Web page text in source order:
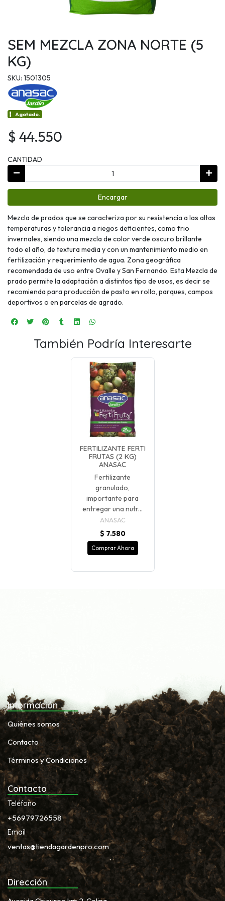
SEM MEZCLA ZONA NORTE (5
KG)
SKU: 1501305
Agotado.
$ 44.550
CANTIDAD
Encargar
Mezcla de prados que se caracteriza por su resistencia a las altas
temperaturas y tolerancia a riegos deficientes, como frio
invernales, siendo una mezcla de color verde oscuro brillante
todo el año, de textura media y con un mantenimiento medio en
fertilización y requerimiento de agua. Zona geográfica
recomendada de uso entre Ovalle y San Fernando. Esta Mezcla de
prado permite la adaptación a distintos tipo de usos, es decir se
recomienda para producción de pasto en rollo, parques, campos
deportivos o en parcelas de agrado.
También Podría Interesarte
FERTILIZANTE FERTI
FRUTAS (2 KG)
ANASAC
Fertilizante
granulado,
importante para
entregar una nutr...
ANASAC
$ 7.580
Comprar Ahora
Información
Quiénes somos
Contacto
Términos y Condiciones
Contacto
Teléfono
+56979726558
Email
ventas@tiendagardenpro.com
Dirección